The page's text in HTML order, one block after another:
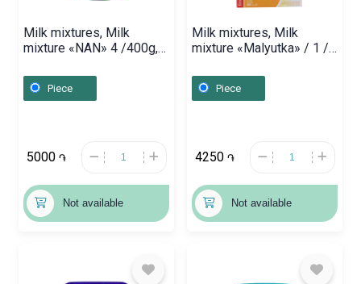
Milk mixtures, Milk
mixture «NAN» 4 /400g,
Piece
5000 ֏
Not available
Milk mixtures, Milk
mixture «Malyutka» / 1 /
Piece
4250 ֏
Not available